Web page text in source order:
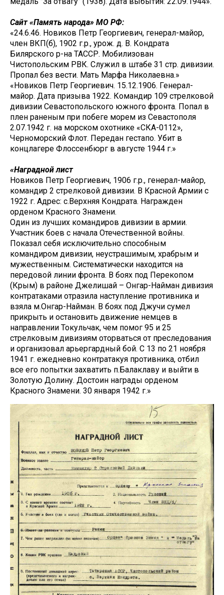
Сайт «Память народа» МО РФ:
«24.6.46. Новиков Петр Георгиевич, генерал-майор,
член ВКП(б), 1902 г.р., урож. д. В. Кондрата
Билярского р-на ТАССР. Мобилизован
Чистопольским РВК. Служил в штабе 31 стр. дивизии.
Пропал без вести. Мать Марфа Николаевна.»
«Новиков Петр Георгиевич. 15.12.1906. Генерал-
майор. Дата призыва 1922. Командир 109 стрелковой
дивизии Севастопольского южного фронта. Попал в
плен раненым при побеге морем из Севастополя
2.07.1942 г. на морском охотнике «СКА-0112»,
Черноморский Флот. Передан гестапо. Убит в
концлагере Флоссенбюрг в августе 1944 г.»
«Наградной лист
Новиков Петр Георгиевич, 1906 г.р., генерал-майор,
командир 2 стрелковой дивизии. В Красной Армии с
1922 г. Адрес: с.Верхняя Кондрата. Награжден
орденом Красного Знамени.
Один из лучших командиров дивизии в армии.
Участник боев с начала Отечественной войны.
Показал себя исключительно способным
командиром дивизии, неустрашимым, храбрым и
мужественным. Систематически находится на
передовой линии фронта. В боях под Перекопом
(Крым) в районе Джелишай – Онгар-Найман дивизия
контратаками отразила наступление противника и
взяла м.Онгар-Найман. В боях под Джучи сумел
прикрыть и остановить движение немцев в
направлении Токульчак, чем помог 95 и 25
стрелковым дивизиям оторваться от преследования
и организовал арьергардный бой. С 13 по 21 ноября
1941 г. ежедневно контратакуя противника, отбил
все его попытки захватить п.Балаклаву и выйти в
Золотую Долину. Достоин награды орденом
Красного Знамени. 30 января 1942 г.»